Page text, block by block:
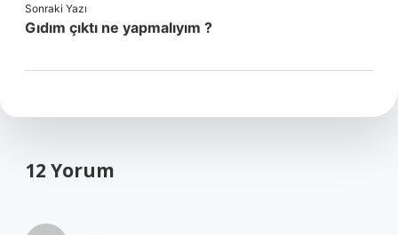
Sonraki Yazı
Gıdım çıktı ne yapmalıyım ?
12 Yorum